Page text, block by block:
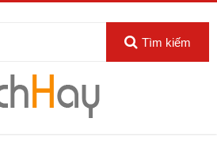
Tìm kiếm